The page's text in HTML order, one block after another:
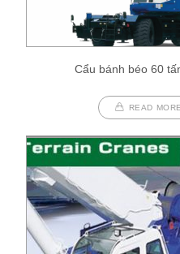
Cẩu bánh béo 60
READ MORE